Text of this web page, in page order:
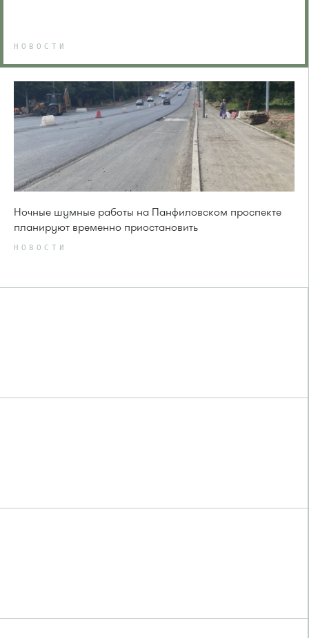
НОВОСТИ
Ночные шумные работы на Панфиловском проспекте
планируют временно приостановить
НОВОСТИ